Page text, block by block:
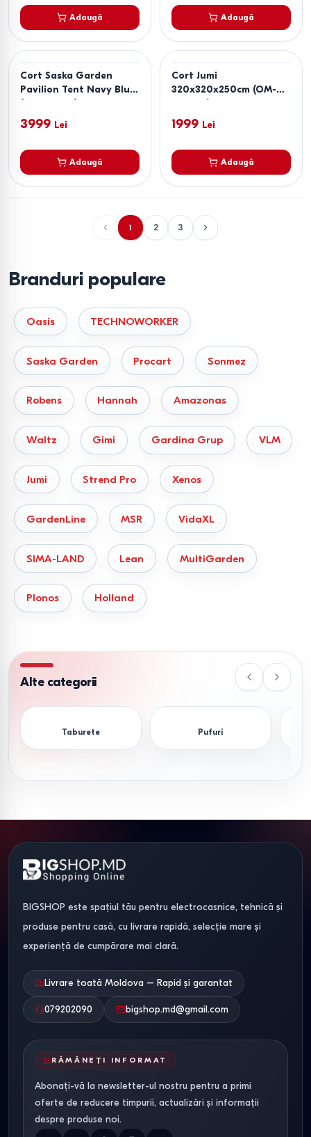
Adaugă Adaugă
Cort Saska Garden
Pavilion Tent Navy Blue
(00806236)
3999 Lei
Adaugă
Cort Jumi
320x320x250cm (OM-
258693)
1999 Lei
Adaugă
1 2 3
Branduri populare
Oasis TECHNOWORKER
Saska Garden Procart Sonmez
Robens Hannah Amazonas
Waltz Gimi Gardina Grup VLM
Jumi Strend Pro Xenos
GardenLine MSR VidaXL
SIMA-LAND Lean MultiGarden
Plonos Holland
Alte categorii
Taburete Pufuri
BIGSHOP este spațiul tău pentru electrocasnice, tehnică și
produse pentru casă, cu livrare rapidă, selecție mare și
experiență de cumpărare mai clară.
Livrare toată Moldova – Rapid și garantat
079202090 bigshop.md@gmail.com
RĂMÂNEȚI INFORMAT
Abonați-vă la newsletter-ul nostru pentru a primi
oferte de reducere timpurii, actualizări și informații
despre produse noi.